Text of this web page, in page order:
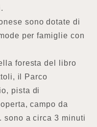
sono dotate di
per famiglie con
foresta del libro
il Parco
pista di
campo da
sono a circa 3 minuti